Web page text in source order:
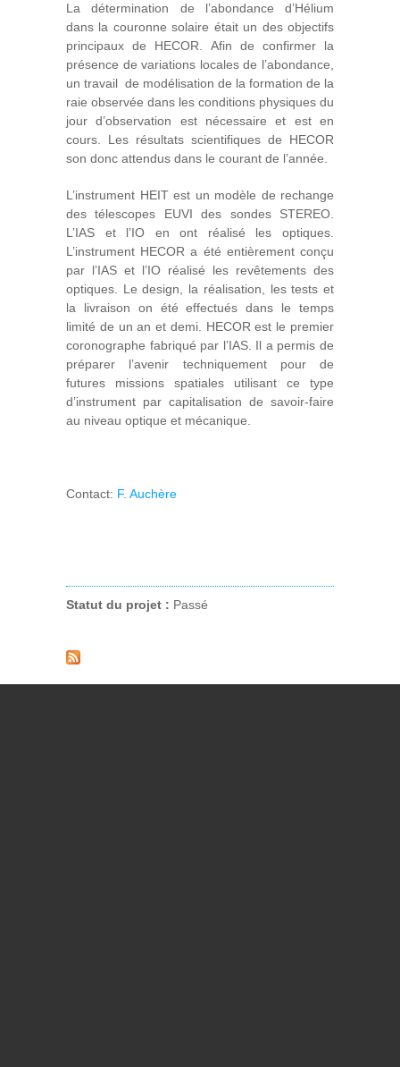
La détermination de l’abondance d’Hélium
dans la couronne solaire était un des objectifs
principaux de HECOR. Afin de confirmer la
présence de variations locales de l’abondance,
un travail de modélisation de la formation de la
raie observée dans les conditions physiques du
jour d’observation est nécessaire et est en
cours. Les résultats scientifiques de HECOR
son donc attendus dans le courant de l’année.
L’instrument HEIT est un modèle de rechange
des télescopes EUVI des sondes STEREO.
L’IAS et l’IO en ont réalisé les optiques.
L’instrument HECOR a été entièrement conçu
par l’IAS et l’IO réalisé les revêtements des
optiques. Le design, la réalisation, les tests et
la livraison on été effectués dans le temps
limité de un an et demi. HECOR est le premier
coronographe fabriqué par l’IAS. Il a permis de
préparer l’avenir techniquement pour de
futures missions spatiales utilisant ce type
d’instrument par capitalisation de savoir-faire
au niveau optique et mécanique.
Contact: F. Auchère
Statut du projet : Passé